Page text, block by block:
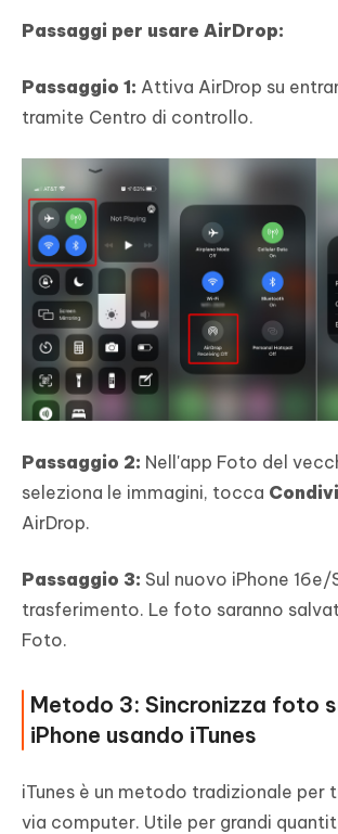
Passaggi per usare AirDrop:
Passaggio 1: Attiva AirDrop su
tramite Centro di controllo.
Passaggio 2: Nell'app Foto del
seleziona le immagini, tocca
AirDrop.
Passaggio 3: Sul nuovo iPhone
trasferimento. Le foto saranno
Foto.
Metodo 3: Sincronizza foto
iPhone usando iTunes
iTunes è un metodo tradizionale per
via computer. Utile per grandi